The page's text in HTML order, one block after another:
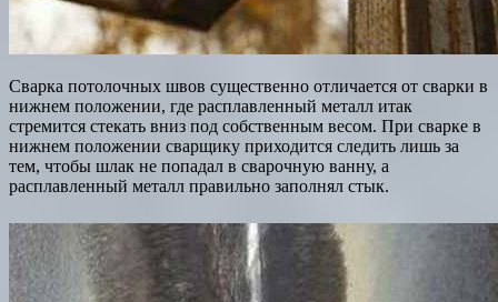
Сварка потолочных швов существенно отличается от сварки в
нижнем положении, где расплавленный металл итак
стремится стекать вниз под собственным весом. При сварке в
нижнем положении сварщику приходится следить лишь за
тем, чтобы шлак не попадал в сварочную ванну, а
расплавленный металл правильно заполнял стык.